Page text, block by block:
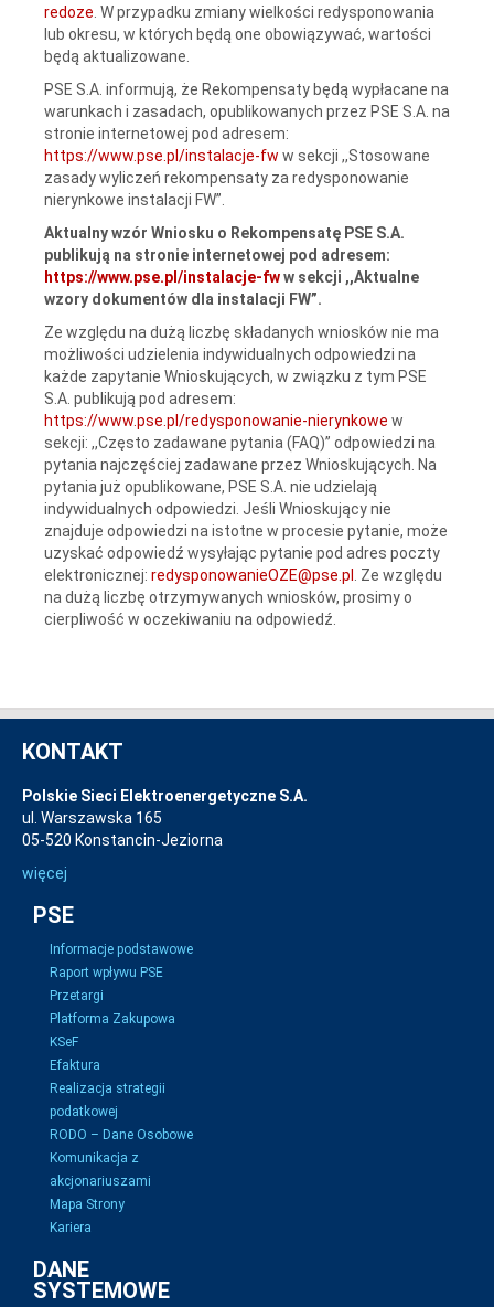
redoze . W przypadku zmiany wielkości redysponowania
lub okresu, w których będą one obowiązywać, wartości
będą aktualizowane.
PSE S.A. informują, że Rekompensaty będą wypłacane na
warunkach i zasadach, opublikowanych przez PSE S.A. na
stronie internetowej pod adresem:
https://www.pse.pl/instalacje-fw w sekcji ,,Stosowane
zasady wyliczeń rekompensaty za redysponowanie
nierynkowe instalacji FW”.
Aktualny wzór Wniosku o Rekompensatę PSE S.A.
publikują na stronie internetowej pod adresem:
https://www.pse.pl/instalacje-fww sekcji ,,Aktualne
wzory dokumentów dla instalacji FW”.
Ze względu na dużą liczbę składanych wniosków nie ma
możliwości udzielenia indywidualnych odpowiedzi na
każde zapytanie Wnioskujących, w związku z tym PSE
S.A. publikują pod adresem:
https://www.pse.pl/redysponowanie-nierynkowe w
sekcji: ,,Często zadawane pytania (FAQ)” odpowiedzi na
pytania najczęściej zadawane przez Wnioskujących. Na
pytania już opublikowane, PSE S.A. nie udzielają
indywidualnych odpowiedzi. Jeśli Wnioskujący nie
znajduje odpowiedzi na istotne w procesie pytanie, może
uzyskać odpowiedź wysyłając pytanie pod adres poczty
elektronicznej: redysponowanieOZE@pse.pl
. Ze względu
na dużą liczbę otrzymywanych wniosków, prosimy o
cierpliwość w oczekiwaniu na odpowiedź.
KONTAKT
Polskie Sieci Elektroenergetyczne S.A.
ul. Warszawska 165
05-520 Konstancin-Jeziorna
więcej
PSE
Informacje podstawowe
Raport wpływu PSE
Przetargi
Platforma Zakupowa
KSeF
Efaktura
Realizacja strategii
podatkowej
RODO – Dane Osobowe
Komunikacja z
akcjonariuszami
Mapa Strony
Kariera
DANE
SYSTEMOWE